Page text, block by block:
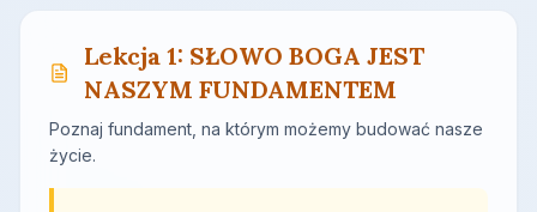
Lekcja 1: SŁOWO BOGA JEST
NASZYM FUNDAMENTEM
Poznaj fundament, na którym możemy budować nasze
życie.